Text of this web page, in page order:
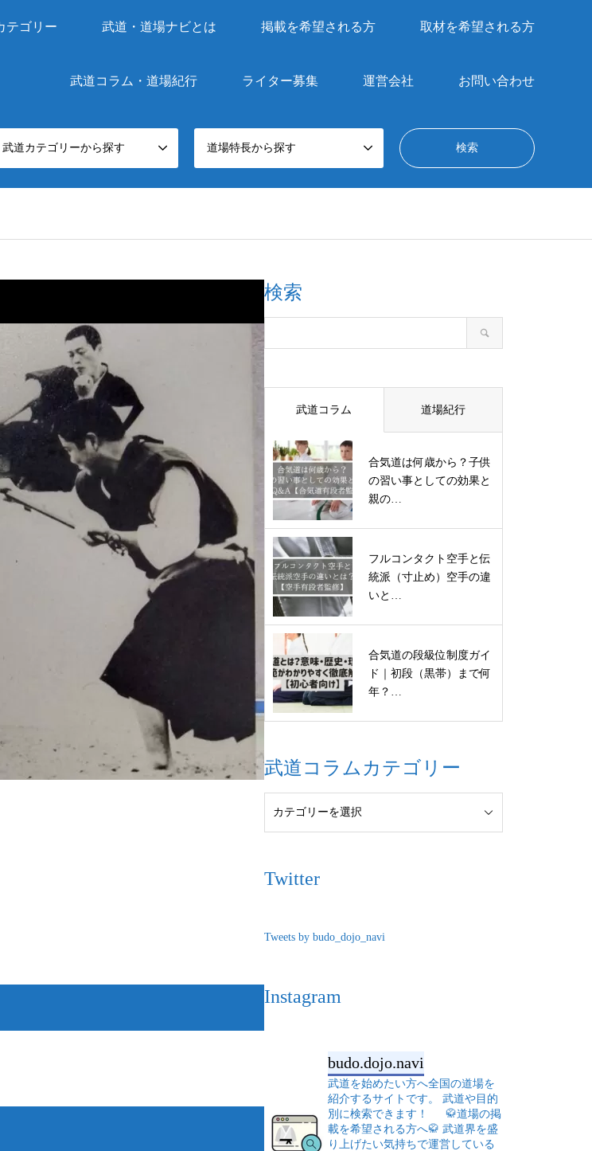
テゴリー 武道・道場ナビとは 掲載を希望される方 取材を希望される方
武道コラム・道場紀行 ライター募集 運営会社 お問い合わせ
武道カテゴリーから探す 道場特長から探す
検索
武道コラム 道場紀行
合気道は何歳から？子供
の習い事としての効果と
親の…
フルコンタクト空手と伝
統派（寸止め）空手の違
いと…
合気道の段級位制度ガイ
ド｜初段（黒帯）まで何
年？…
武道コラムカテゴリー
Twitter
Tweets by budo_dojo_navi
Instagram
budo.dojo.navi
武道を始めたい方へ全国の道場を
紹介するサイトです。
武道や目的
別に検索できます！
🥋道場の掲
載を希望される方へ🥋 武道界を盛
り上げたい気持ちで運営している